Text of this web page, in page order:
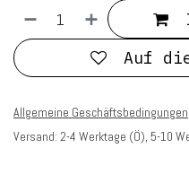
Auf
Allgemeine Geschäftsbedingungen
Versand: 2-4 Werktage (Ö), 5-10